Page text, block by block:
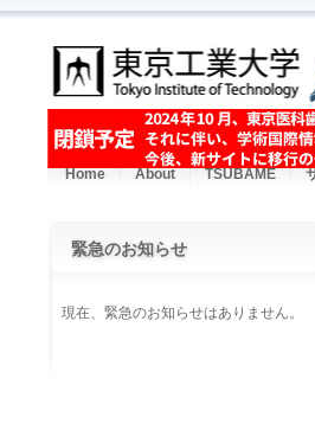
Skip to main content
Home About TSUBAME
緊急のお知らせ
現在、緊急のお知らせはありません。